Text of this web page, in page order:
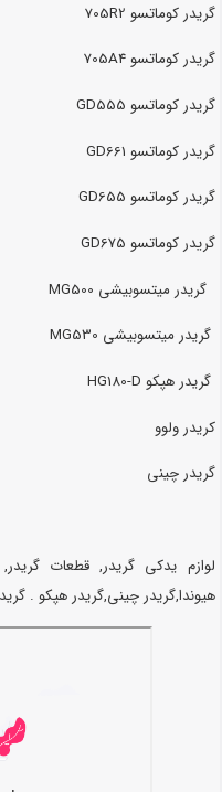
گریدر کوماتسو 705R2
گریدر کوماتسو 705A4
گریدر کوماتسو GD555
گریدر کوماتسو GD661
گریدر کوماتسو GD655
گریدر کوماتسو GD675
گریدر میتسوبیشی MG500
گریدر میتسوبیشی MG530
گریدر هپکو HG180-D
کریدر ولوو
گریدر چینی
لوازم یدکی گریدر, قطعات گریدر,
هیوندا,گریدر چینی,گریدر هپکو .